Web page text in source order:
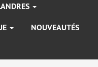
NOUVEAUTÉS